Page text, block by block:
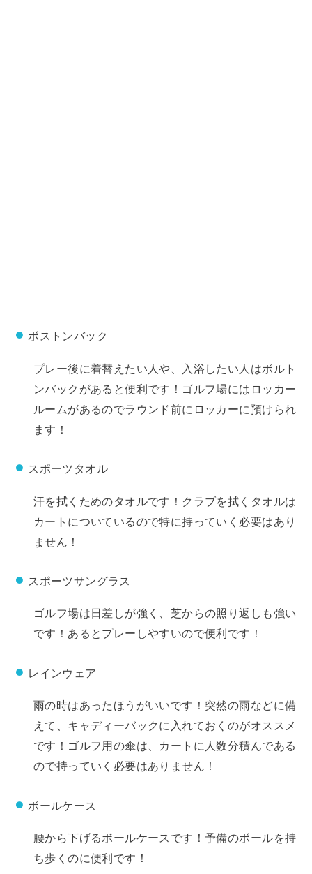
ボストンバック
プレー後に着替えたい人や、入浴したい人はボルト
ンバックがあると便利です！ゴルフ場にはロッカー
ルームがあるのでラウンド前にロッカーに預けられ
ます！
スポーツタオル
汗を拭くためのタオルです！クラブを拭くタオルは
カートについているので特に持っていく必要はあり
ません！
スポーツサングラス
ゴルフ場は日差しが強く、芝からの照り返しも強い
です！あるとプレーしやすいので便利です！
レインウェア
雨の時はあったほうがいいです！突然の雨などに備
えて、キャディーバックに入れておくのがオススメ
です！ゴルフ用の傘は、カートに人数分積んである
ので持っていく必要はありません！
ボールケース
腰から下げるボールケースです！予備のボールを持
ち歩くのに便利です！